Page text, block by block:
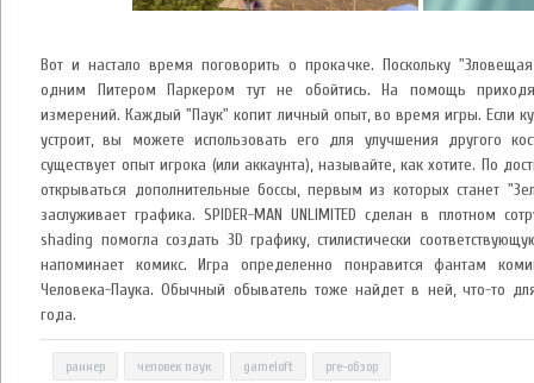
Вот и настало время поговорить о прокачке. Поскольку
одним Питером Паркером тут не обойтись. На помощь
измерений. Каждый "Паук" копит личный опыт, во время игры. Если
устроит, вы можете использовать его для улучшения другого
существует опыт игрока (или аккаунта), называйте, как хотите. По
открываться дополнительные боссы, первым из которых станет
заслуживает графика. SPIDER-MAN UNLIMITED сделан в плотном
shading помогла создать 3D графику, стилистически
напоминает комикс. Игра определенно понравится фантам
Человека-Паука. Обычный обыватель тоже найдет в ней, что-то
года.
раннер человек паук gameloft pre-обзор